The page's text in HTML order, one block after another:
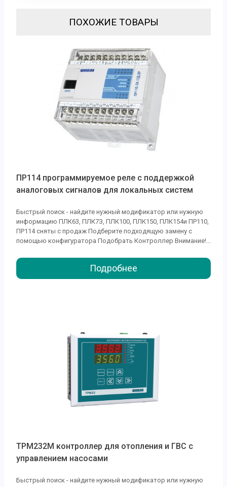
ПОХОЖИЕ ТОВАРЫ
ПР114 программируемое реле с поддержкой
аналоговых сигналов для локальных систем
Быстрый поиск - найдите нужный модификатор или нужную
информацию ПЛК63, ПЛК7З, ПЛК100, ПЛК150, ПЛК154и ПР110,
ПР114 сняты с продаж Подберите подходящую замену с
помощью конфигуратора Подобрать Контроллер Внимание!
производства. Для их замены подойдут более современные
модели программируемых реле ПР100, ПР103, ПР200 и ПР205.
Подобрать...
Подробнее
ТРМ232М контроллер для отопления и ГВС с
управлением насосами
Быстрый поиск - найдите нужный модификатор или нужную